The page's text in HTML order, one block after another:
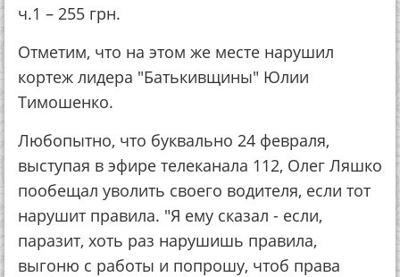
ч.1 – 255 грн.
Отметим, что на этом же месте нарушил
кортеж лидера "Батькивщины" Юлии
Тимошенко.
Любопытно, что буквально 24 февраля,
выступая в эфире телеканала 112, Олег Ляшко
пообещал уволить своего водителя, если тот
нарушит правила. "Я ему сказал - если,
паразит, хоть раз нарушишь правила,
выгоню с работы и попрошу, чтоб права